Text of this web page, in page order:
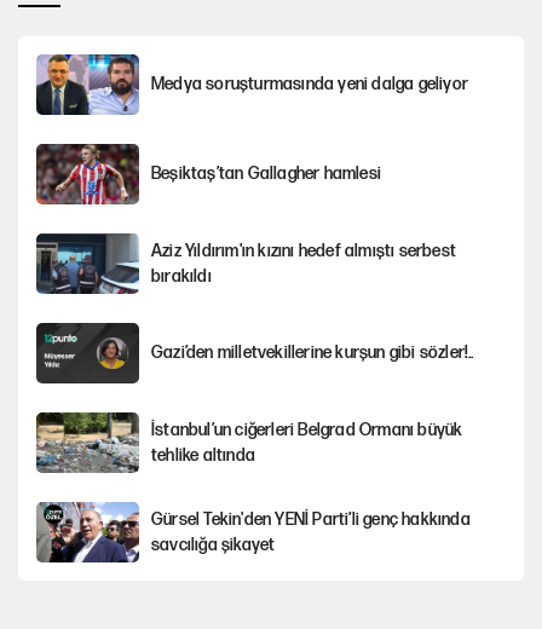
Medya soruşturmasında yeni dalga geliyor
Beşiktaş’tan Gallagher hamlesi
Aziz Yıldırım'ın kızını hedef almıştı serbest
bırakıldı
Gazi’den milletvekillerine kurşun gibi sözler!..
İstanbul’un ciğerleri Belgrad Ormanı büyük
tehlike altında
Gürsel Tekin'den YENİ Parti’li genç hakkında
savcılığa şikayet